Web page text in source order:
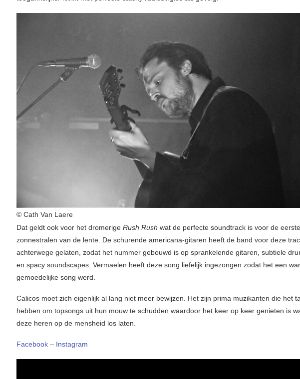
© Cath Van Laere
Dat geldt ook voor het dromerige Rush Rush wat de perfecte soundtrack is voor de eerste
zonnestralen van de lente. De schurende americana-gitaren heeft de band voor deze
achterwege gelaten, zodat het nummer gebouwd is op sprankelende gitaren, subtiele
en spacy soundscapes. Vermaelen heeft deze song liefelijk ingezongen zodat het een
gemoedelijke song werd.
Calicos moet zich eigenlijk al lang niet meer bewijzen. Het zijn prima muzikanten die het
hebben om topsongs uit hun mouw te schudden waardoor het keer op keer genieten is
deze heren op de mensheid los laten.
Facebook – Instagram